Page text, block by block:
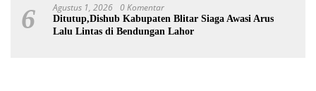
6 Agustus 1, 2026 0 Komentar
Ditutup,Dishub Kabupaten Blitar Siaga Awasi Arus
Lalu Lintas di Bendungan Lahor